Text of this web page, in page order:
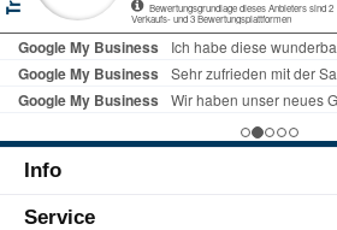
Info
Service